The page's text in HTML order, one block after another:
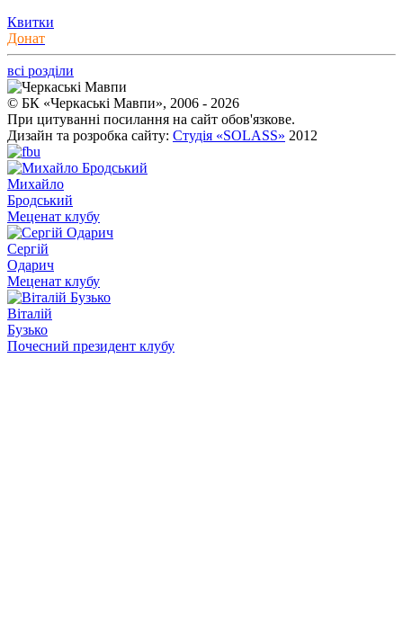
Квитки
Донат
всі розділи
© БК «Черкаські Мавпи», 2006 - 2026
При цитуванні посилання на сайт обов'язкове.
Дизайн та розробка сайту: Студія «SOLASS» 2012
Михайло
Бродський
Меценат клубу
Сергій
Одарич
Меценат клубу
Віталій
Бузько
Почесний президент клубу